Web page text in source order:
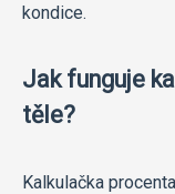
kondice.
Jak funguje
těle?
Kalkulačka